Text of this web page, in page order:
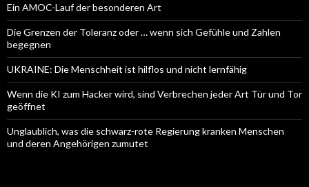
Ein AMOC-Lauf der besonderen Art
Die Grenzen der Toleranz oder … wenn sich Gefühle und Zahlen
begegnen
UKRAINE: Die Menschheit ist hilflos und nicht lernfähig
Wenn die KI zum Hacker wird, sind Verbrechen jeder Art Tür und Tor
geöffnet
Unglaublich, was die schwarz-rote Regierung kranken Menschen
und deren Angehörigen zumutet